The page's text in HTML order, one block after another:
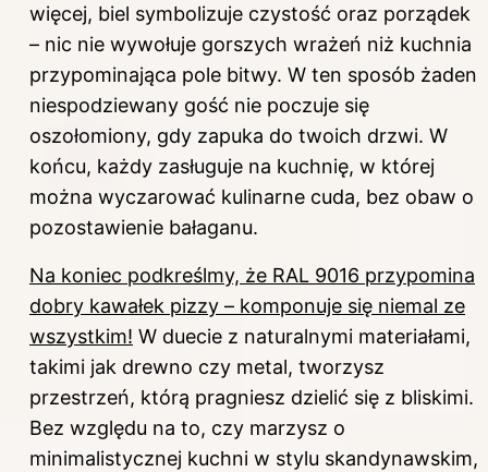
więcej, biel symbolizuje czystość oraz porządek
– nic nie wywołuje gorszych wrażeń niż kuchnia
przypominająca pole bitwy. W ten sposób żaden
niespodziewany gość nie poczuje się
oszołomiony, gdy zapuka do twoich drzwi. W
końcu, każdy zasługuje na kuchnię, w której
można wyczarować kulinarne cuda, bez obaw o
pozostawienie bałaganu.
Na koniec podkreślmy, że RAL 9016 przypomina
dobry kawałek pizzy – komponuje się niemal ze
wszystkim! W duecie z naturalnymi materiałami,
takimi jak drewno czy metal, tworzysz
przestrzeń, którą pragniesz dzielić się z bliskimi.
Bez względu na to, czy marzysz o
minimalistycznej kuchni w stylu skandynawskim,